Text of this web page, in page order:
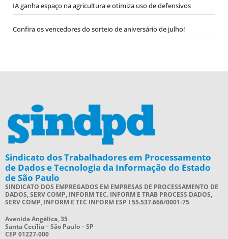
IA ganha espaço na agricultura e otimiza uso de defensivos
Confira os vencedores do sorteio de aniversário de julho!
Sindicato dos Trabalhadores em Processamento
de Dados e Tecnologia da Informação do Estado
de São Paulo
SINDICATO DOS EMPREGADOS EM EMPRESAS DE PROCESSAMENTO DE
DADOS, SERV COMP, INFORM TEC. INFORM E TRAB PROCESS DADOS,
SERV COMP, INFORM E TEC INFORM ESP I 55.537.666/0001-75
Avenida Angélica, 35
Santa Cecília – São Paulo – SP
CEP 01227-000